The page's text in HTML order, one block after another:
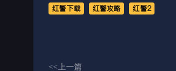
红警下载 红警攻略 红警2
<<上一篇